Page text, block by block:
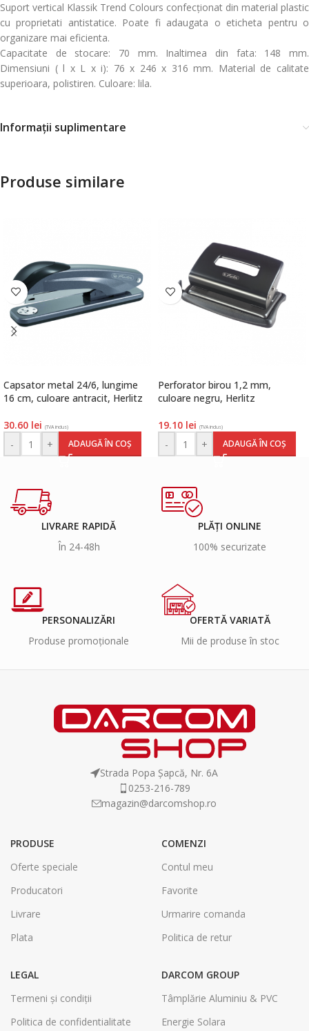
Suport vertical Klassik Trend Colours confecționat din material plastic
cu proprietati antistatice. Poate fi adaugata o eticheta pentru o
organizare mai eficienta.
Capacitate de stocare: 70 mm. Inaltimea din fata: 148 mm.
Dimensiuni ( l x L x i): 76 x 246 x 316 mm. Material de calitate
superioara, polistiren. Culoare: lila.
Informații suplimentare
Produse similare
Capsator metal 24/6, lungime
16 cm, culoare antracit, Herlitz
30.60 lei (TVA inclus)
- + ADAUGĂ ÎN COȘ
Perforator birou 1,2 mm,
culoare negru, Herlitz
19.10 lei (TVA inclus)
- + ADAUGĂ ÎN COȘ
LIVRARE RAPIDĂ
În 24-48h
PLĂȚI ONLINE
100% securizate
PERSONALIZĂRI
Produse promoționale
OFERTĂ VARIATĂ
Mii de produse în stoc
Strada Popa Șapcă, Nr. 6A
0253-216-789
magazin@darcomshop.ro
PRODUSE
Oferte speciale
Producatori
Livrare
Plata
COMENZI
Contul meu
Favorite
Urmarire comanda
Politica de retur
LEGAL
Termeni și condiții
Politica de confidentialitate
DARCOM GROUP
Tâmplărie Aluminiu & PVC
Energie Solara